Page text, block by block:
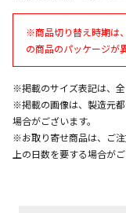
ただし、
ため、通
また、日
は、休業明
設置工事
※商品切り替え時期は
の商品のパッケージが
※掲載のサイズ表記は、全
※掲載の画像は、製造元
場合がございます。
※お取り寄せ商品は、ご
上の日数を要する場合がご